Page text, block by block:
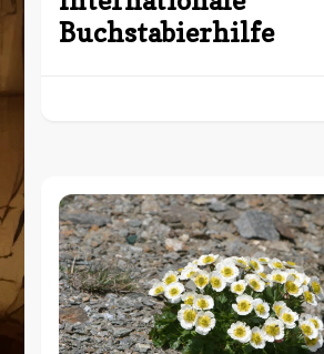
Buchstabierhilfe